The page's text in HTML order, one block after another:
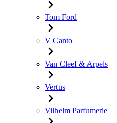
Tom Ford
V Canto
Van Cleef & Arpels
Vertus
Vilhelm Parfumerie